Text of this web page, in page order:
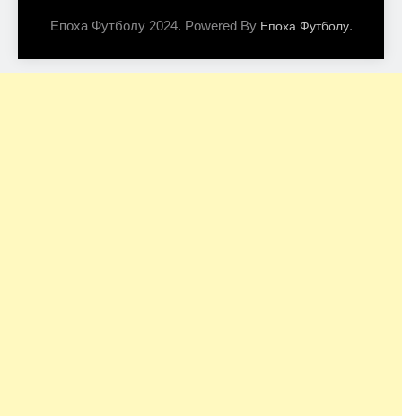
Епоха Футболу 2024. Powered By Епоха Футболу.